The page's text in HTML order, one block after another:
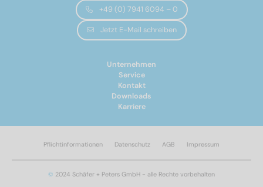
+49 (0) 7941 6094 – 0
Jetzt E-Mail schreiben
Unternehmen
Service
Kontakt
Downloads
Karriere
© 2024 Schäfer + Peters GmbH - alle Rechte vorbehalten
Pflichtinformationen Datenschutz AGB Impressum